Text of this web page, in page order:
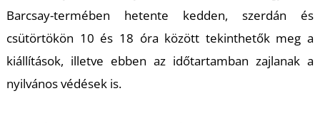
Barcsay-termében hetente kedden, szerdán és
csütörtökön 10 és 18 óra között tekinthetők meg a
kiállítások, illetve ebben az időtartamban zajlanak a
nyilvános védések is.